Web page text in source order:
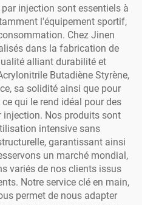
injection sont essentiels à
l'équipement sportif,
Chez Jinen
dans la fabrication de
alliant durabilité et
Butadiène Styrène,
sa solidité ainsi que pour
qui le rend idéal pour des
Nos produits sont
intensive sans
garantissant ainsi
un marché mondial,
variés de nos clients issus
Notre service clé en main,
permet de nous adapter